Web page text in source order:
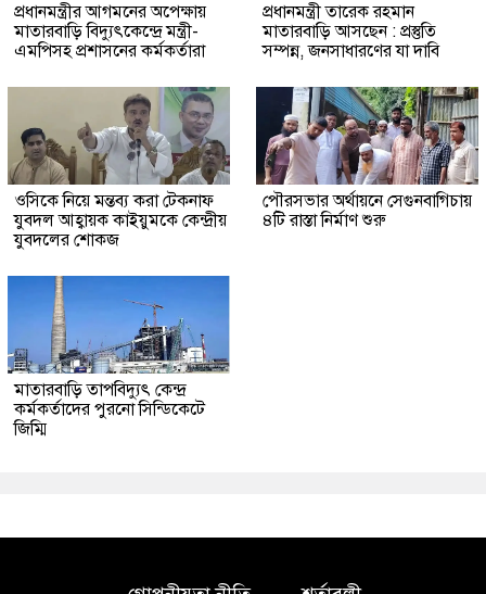
প্রধানমন্ত্রীর আগমনের অপেক্ষায়
মাতারবাড়ি বিদ্যুৎকেন্দ্রে মন্ত্রী-
এমপিসহ প্রশাসনের কর্মকর্তারা
প্রধানমন্ত্রী তারেক রহমান
মাতারবাড়ি আসছেন : প্রস্তুতি
সম্পন্ন, জনসাধারণের যা দাবি
ওসিকে নিয়ে মন্তব্য করা টেকনাফ
যুবদল আহ্বায়ক কাইয়ুমকে কেন্দ্রীয়
যুবদলের শোকজ
পৌরসভার অর্থায়নে সেগুনবাগিচায়
৪টি রাস্তা নির্মাণ শুরু
মাতারবাড়ি তাপবিদ্যুৎ কেন্দ্র
কর্মকর্তাদের পুরনো সিন্ডিকেটে
জিম্মি